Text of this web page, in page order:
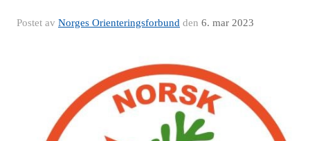
Postet av Norges Orienteringsforbund den 6. mar 2023